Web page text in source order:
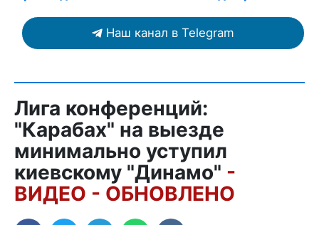
Наш канал в Telegram
Лига конференций:
"Карабах" на выезде
минимально уступил
киевскому "Динамо" -
ВИДЕО - ОБНОВЛЕНО